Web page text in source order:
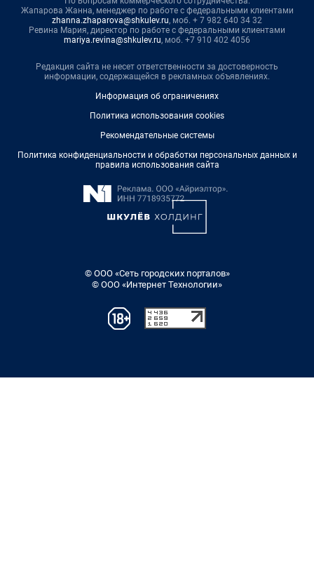
Жапарова Жанна, менеджер по работе с федеральными клиентами
zhanna.zhaparova@shkulev.ru, моб. + 7 982 640 34 32
Ревина Мария, директор по работе с федеральными клиентами
mariya.revina@shkulev.ru, моб. +7 910 402 4056
Редакция сайта не несет ответственности за достоверность
информации, содержащейся в рекламных объявлениях.
Информация об ограничениях
Политика использования cookies
Рекомендательные системы
Политика конфиденциальности и обработки персональных данных и
правила использования сайта
© ООО «Сеть городских порталов»
© ООО «Интернет Технологии»